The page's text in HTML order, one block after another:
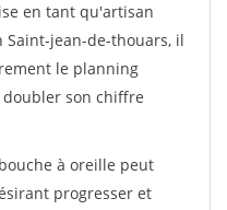
en tant qu'artisan
Saint-jean-de-thouars, il
le planning
son chiffre
à oreille peut
progresser et